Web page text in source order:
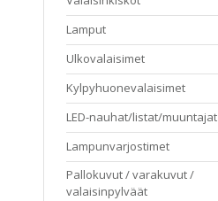
Lamput
Ulkovalaisimet
Kylpyhuonevalaisimet
LED-nauhat/listat/muuntajat
Lampunvarjostimet
Pallokuvut / varakuvut /
valaisinpylväät